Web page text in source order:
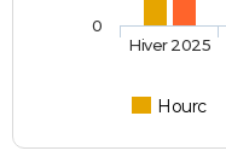
Hourc
Hiver 2025
0